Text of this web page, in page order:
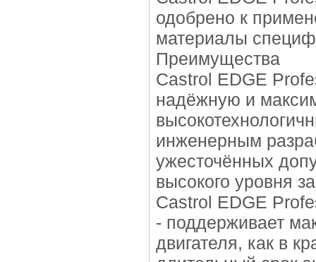
одобрено к
материалы
Преимущества
Castrol EDGE
надёжную и
инженерным
ужесточённых
высокого уровня
Castrol EDGE
- поддерживает
двигателя, как в